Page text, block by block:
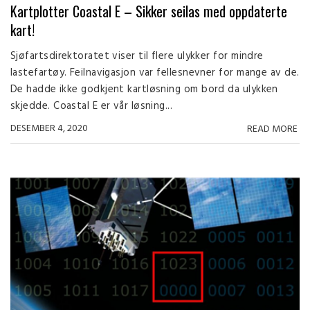
Kartplotter Coastal E – Sikker seilas med oppdaterte
kart!
Sjøfartsdirektoratet viser til flere ulykker for mindre
lastefartøy. Feilnavigasjon var fellesnevner for mange av de.
De hadde ikke godkjent kartløsning om bord da ulykken
skjedde. Coastal E er vår løsning...
DESEMBER 4, 2020 READ MORE